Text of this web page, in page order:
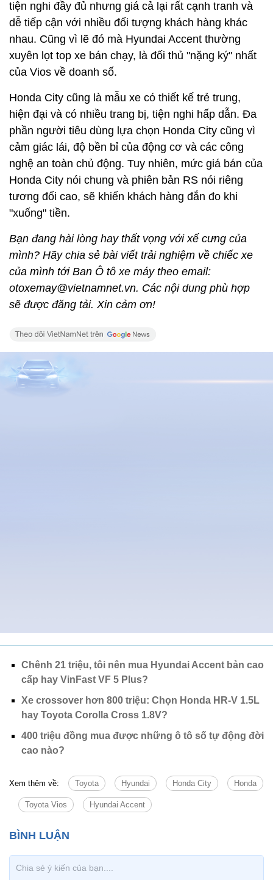
tiện nghi đầy đủ nhưng giá cả lại rất cạnh tranh và
dễ tiếp cận với nhiều đối tượng khách hàng khác
nhau. Cũng vì lẽ đó mà Hyundai Accent thường
xuyên lọt top xe bán chạy, là đối thủ "nặng ký" nhất
của Vios về doanh số.
Honda City cũng là mẫu xe có thiết kế trẻ trung,
hiện đại và có nhiều trang bị, tiện nghi hấp dẫn. Đa
phần người tiêu dùng lựa chọn Honda City cũng vì
cảm giác lái, độ bền bỉ của động cơ và các công
nghệ an toàn chủ động. Tuy nhiên, mức giá bán của
Honda City nói chung và phiên bản RS nói riêng
tương đối cao, sẽ khiến khách hàng đắn đo khi
"xuống" tiền.
Bạn đang hài lòng hay thất vọng với xế cưng của
mình? Hãy chia sẻ bài viết trải nghiệm về chiếc xe
của mình tới Ban Ô tô xe máy theo email:
otoxemay@vietnamnet.vn. Các nội dung phù hợp
sẽ được đăng tải. Xin cảm ơn!
Chênh 21 triệu, tôi nên mua Hyundai Accent bản cao
cấp hay VinFast VF 5 Plus?
Xe crossover hơn 800 triệu: Chọn Honda HR-V 1.5L
hay Toyota Corolla Cross 1.8V?
400 triệu đồng mua được những ô tô số tự động đời
cao nào?
Xem thêm về: Toyota Hyundai Honda City Honda
Toyota Vios Hyundai Accent